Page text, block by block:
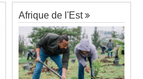
Angola:Jiu-jitsu - Le pays
décroche une troisième médaille à
Abou Dabi
Afrique:Ju-Jitsu - La délégation
angolaise reçue par l'ambassadeur
d'Angola aux Émirats arabes unis
Angola:Une expédition automobile
favorise le tourisme à Humpata
Afrique de l'Est